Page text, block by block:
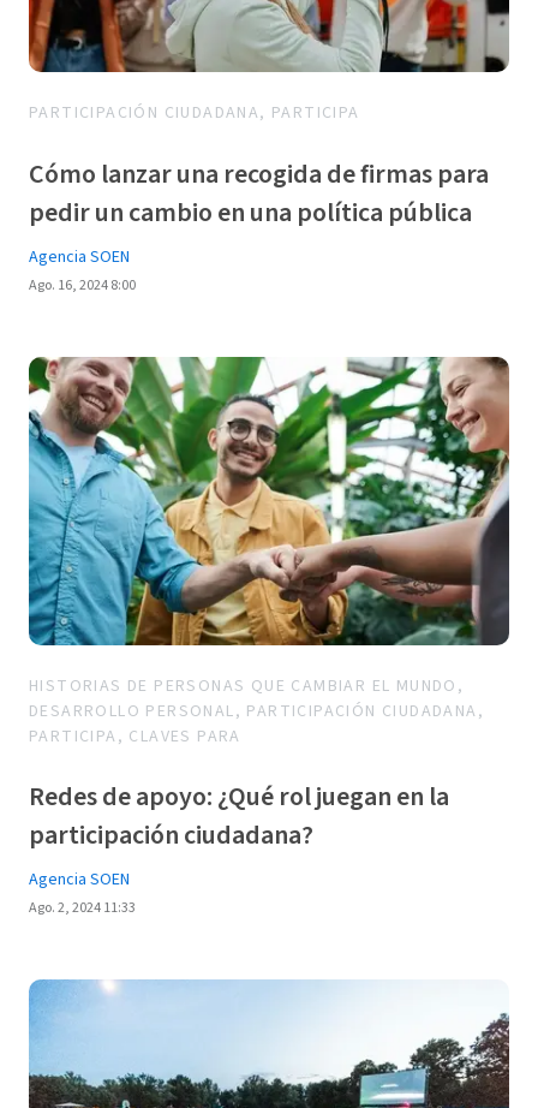
PARTICIPACIÓN CIUDADANA, PARTICIPA
Cómo lanzar una recogida de firmas para
pedir un cambio en una política pública
Agencia SOEN
Ago. 16, 2024 8:00
HISTORIAS DE PERSONAS QUE CAMBIAR EL MUNDO,
DESARROLLO PERSONAL, PARTICIPACIÓN CIUDADANA,
PARTICIPA, CLAVES PARA
Redes de apoyo: ¿Qué rol juegan en la
participación ciudadana?
Agencia SOEN
Ago. 2, 2024 11:33